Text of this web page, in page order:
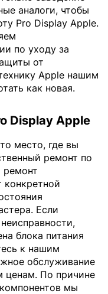
аналоги, чтобы
Pro Display Apple.
по уходу за
от
Apple нашим
как новая.
Display Apple
место, где вы
ремонт по
ремонт
конкретной
Если
блока питания
к нашим
обслуживание
ценам. По причине
мы